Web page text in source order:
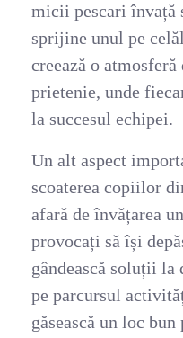
micii pescari învață
sprijine unul pe
creează o
prietenie, unde
la succesul echipei.
Un alt aspect
scoaterea copiilor
afară de învățarea
provocați să își
gândească soluții
pe parcursul
găsească un loc